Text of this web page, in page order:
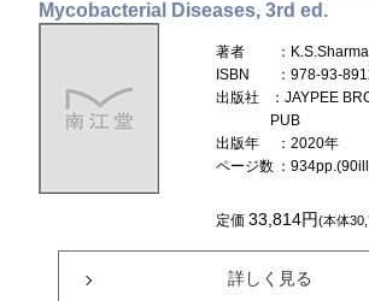
Mycobacterial Diseases, 3rd ed.
著者
：
ISBN
：978-93-
出版社
：JAYPEE
PUB
出版年
：2020年
ページ数 ：
定価33,814円(本体
詳しく見る